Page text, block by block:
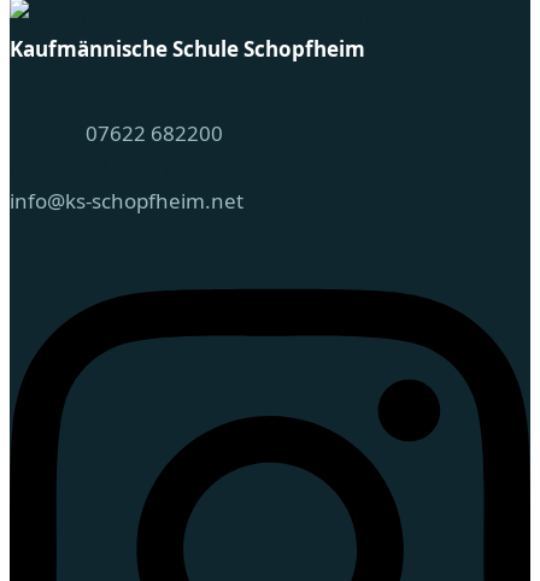
Kaufmännische Schule Schopfheim
07622 682200
info@ks-schopfheim.net